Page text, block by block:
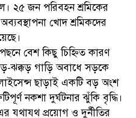
২৫ জন পরিবহন শ্রমিকের
খোদ শ্রমিকদের
বেশ কিছু চিহ্নিত কারণ
ঝক্কড় গাড়ি অবাধে সড়কে
ছাড়াই একটি বড় অংশ
নকশা দুর্ঘটনার ঝুঁকি বৃদ্ধি।
প্রয়োগ ও দুর্নীতির